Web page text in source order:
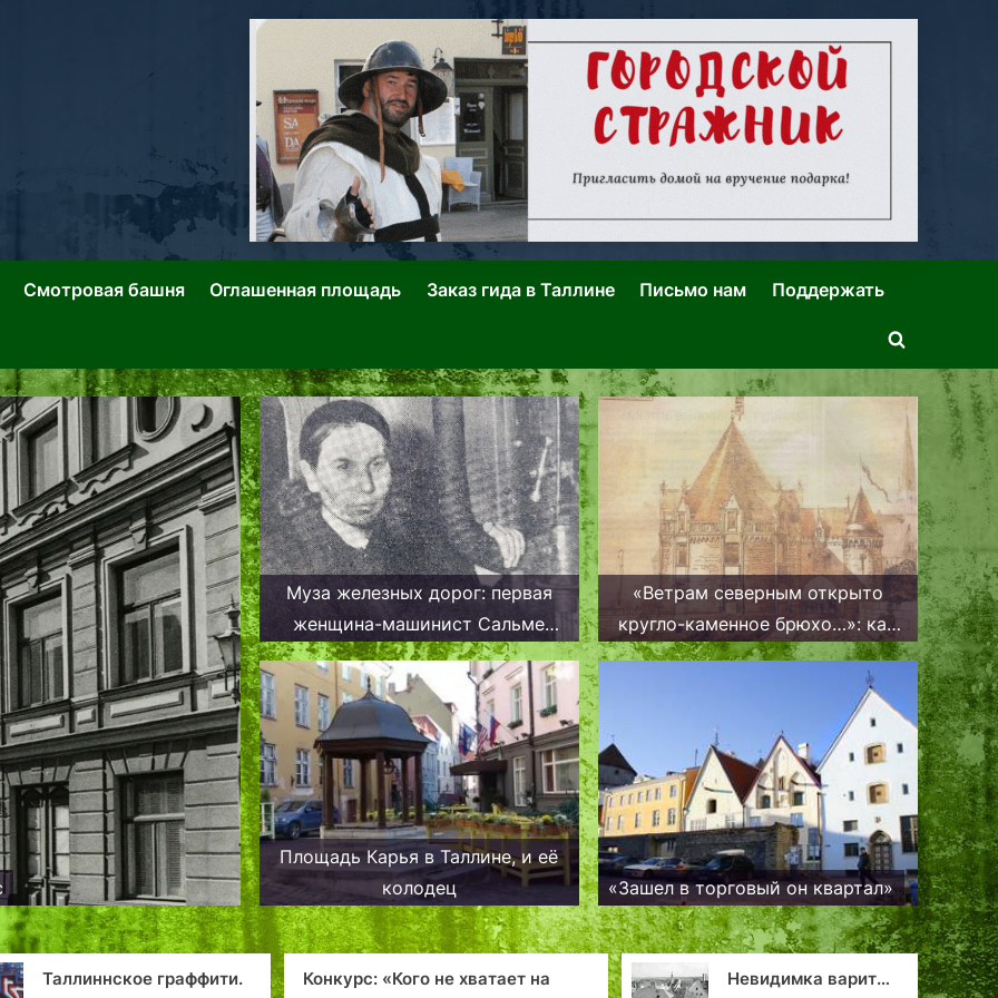
Переулки Городских Легенд
Смотровая башня Оглашенная площадь Заказ гида в Таллине Письмо нам Поддержать
Toggle
search
form
Муза железных дорог: первая
женщина-машинист Сальме
Тоомвяли
«Ветрам северным открыто
кругло-каменное брюхо…»: как
башня Толстая Маргарита в
Таллине, музейный облик
Площадь Карья в Таллине, и её
колодец
«Зашел в торговый он квартал»
Конкурс: «Кого не хватает на
Невидимка варит…
«В опросных